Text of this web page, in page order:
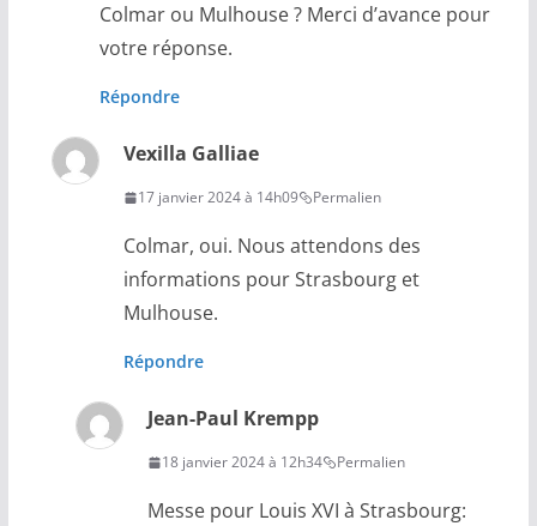
Colmar ou Mulhouse ? Merci d’avance pour
votre réponse.
Répondre
Vexilla Galliae
17 janvier 2024 à 14h09 Permalien
Colmar, oui. Nous attendons des
informations pour Strasbourg et
Mulhouse.
Répondre
Jean-Paul Krempp
18 janvier 2024 à 12h34 Permalien
Messe pour Louis XVI à Strasbourg: